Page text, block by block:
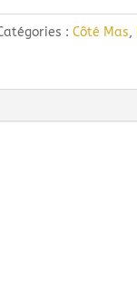
: Côté Mas,